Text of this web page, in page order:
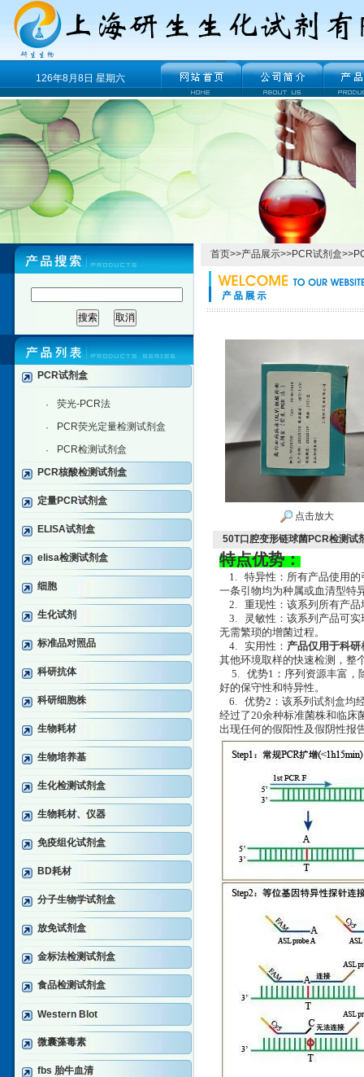
126年8月8日 星期六
PCR试剂盒
· 荧光-PCR法
· PCR荧光定量检测试剂盒
·
PCR检测试剂盒
PCR核酸检测试剂盒
定量PCR试剂盒
ELISA试剂盒
elisa检测试剂盒
细胞
生化试剂
标准品对照品
科研抗体
科研细胞株
生物耗材
生物培养基
生化检测试剂盒
生物耗材、仪器
免疫组化试剂盒
BD耗材
分子生物学试剂盒
放免试剂盒
金标法检测试剂盒
食品检测试剂盒
Western Blot
微囊藻毒素
fbs 胎牛血清
首页>>产品展示>>PCR试剂盒>>
点击放大
50T口腔变形链球菌PCR检测试
特点优势：
1. 特异性：所有产品使用的
一条引物均为种属或血清型特
2. 重现性：该系列所有产品
3. 灵敏性：该系列产品可实
无需繁琐的增菌过程。
4. 实用性： 产品仅用于科研
其他环境取样的快速检测，整
5. 优势1：序列资源丰富，
好的保守性和特异性。
6. 优势2：该系列试剂盒均
经过了20余种标准菌株和临床
出现任何的假阳性及假阴性报